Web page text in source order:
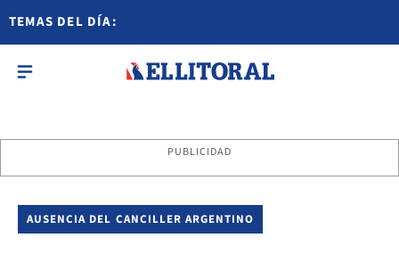
TEMAS DEL DÍA:
PUBLICIDAD
AUSENCIA DEL CANCILLER ARGENTINO